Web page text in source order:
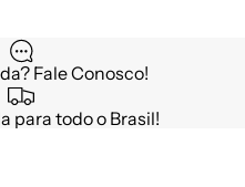
Fale Conosco!
para todo o Brasil!